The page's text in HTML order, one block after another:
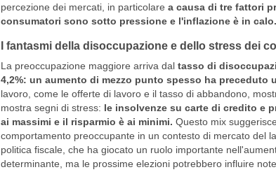
percezione dei mercati, in particolare a causa di tre fattori
consumatori sono sotto pressione e l'inflazione è in calo.
I fantasmi della disoccupazione e dello stress dei
La preoccupazione maggiore arriva daltasso di
4,2%: un aumento di mezzo punto spesso ha preceduto
lavoro, come le offerte di lavoro e il tasso di abbandono,
mostra segni di stress: le insolvenze su carte di credito e
ai massimi e il risparmio è ai minimi. Questo mix
comportamento preoccupante in un contesto di mercato del
politica fiscale, che ha giocato un ruolo importante
determinante, ma le prossime elezioni potrebbero influire